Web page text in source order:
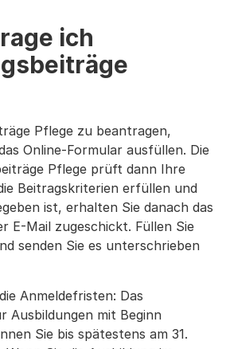
ich
Pflege zu beantragen,
Online-Formular ausfüllen. Die
Pflege prüft dann Ihre
Beitragskriterien erfüllen und
ist, erhalten Sie danach das
E-Mail zugeschickt. Füllen Sie
senden Sie es unterschrieben
Anmeldefristen: Das
Ausbildungen mit Beginn
Sie bis spätestens am 31.